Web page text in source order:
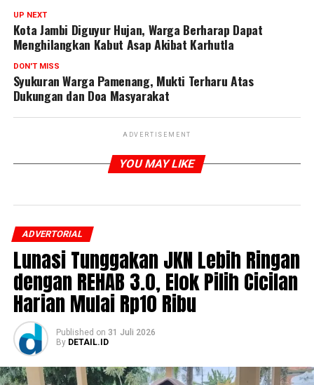
UP NEXT
Kota Jambi Diguyur Hujan, Warga Berharap Dapat
Menghilangkan Kabut Asap Akibat Karhutla
DON'T MISS
Syukuran Warga Pamenang, Mukti Terharu Atas
Dukungan dan Doa Masyarakat
ADVERTISEMENT
YOU MAY LIKE
ADVERTORIAL
Lunasi Tunggakan JKN Lebih Ringan
dengan REHAB 3.0, Elok Pilih Cicilan
Harian Mulai Rp10 Ribu
Published on 31 Juli 2026
By DETAIL.ID